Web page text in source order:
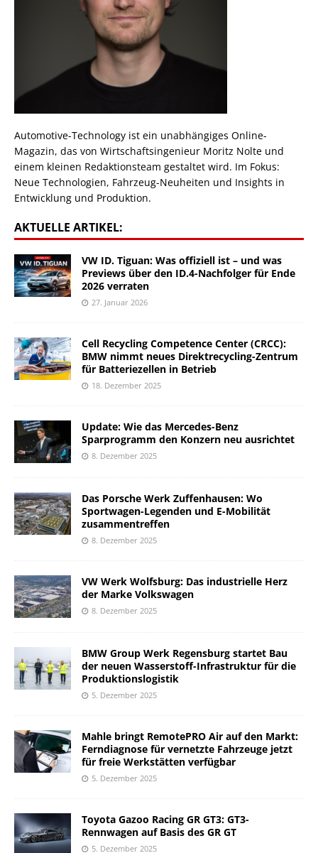
Automotive-Technology ist ein unabhängiges Online-
Magazin, das von Wirtschaftsingenieur Moritz Nolte und
einem kleinen Redaktionsteam gestaltet wird. Im Fokus:
Neue Technologien, Fahrzeug-Neuheiten und Insights in
Entwicklung und Produktion.
AKTUELLE ARTIKEL:
VW ID. Tiguan: Was offiziell ist – und was
Previews über den ID.4-Nachfolger für Ende
2026 verraten
27. Januar 2026
Cell Recycling Competence Center (CRCC):
BMW nimmt neues Direktrecycling-Zentrum
für Batteriezellen in Betrieb
18. Dezember 2025
Update: Wie das Mercedes-Benz
Sparprogramm den Konzern neu ausrichtet
8. Dezember 2025
Das Porsche Werk Zuffenhausen: Wo
Sportwagen-Legenden und E-Mobilität
zusammentreffen
8. Dezember 2025
VW Werk Wolfsburg: Das industrielle Herz
der Marke Volkswagen
8. Dezember 2025
BMW Group Werk Regensburg startet Bau
der neuen Wasserstoff-Infrastruktur für die
Produktionslogistik
5. Dezember 2025
Mahle bringt RemotePRO Air auf den Markt:
Ferndiagnose für vernetzte Fahrzeuge jetzt
für freie Werkstätten verfügbar
5. Dezember 2025
Toyota Gazoo Racing GR GT3: GT3-
Rennwagen auf Basis des GR GT
5. Dezember 2025